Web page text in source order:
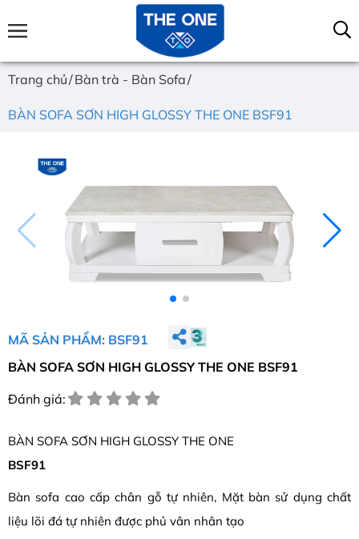
Trang chủ Bàn trà - Bàn Sofa
BÀN SOFA SƠN HIGH GLOSSY THE ONE BSF91
MÃ SẢN PHẨM: BSF91
BÀN SOFA SƠN HIGH GLOSSY THE ONE BSF91
Đánh giá:
BÀN SOFA SƠN HIGH GLOSSY THE ONE
BSF91
Bàn sofa cao cấp chân gỗ tự nhiên, Mặt bàn sử dụng chất
liệu lõi đá tự nhiên được phủ vân nhân tạo